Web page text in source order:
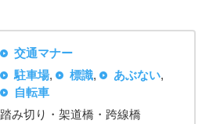
交通マナー
駐車場, 標識, あぶない,
自転車
踏み切り・架道橋・跨線橋